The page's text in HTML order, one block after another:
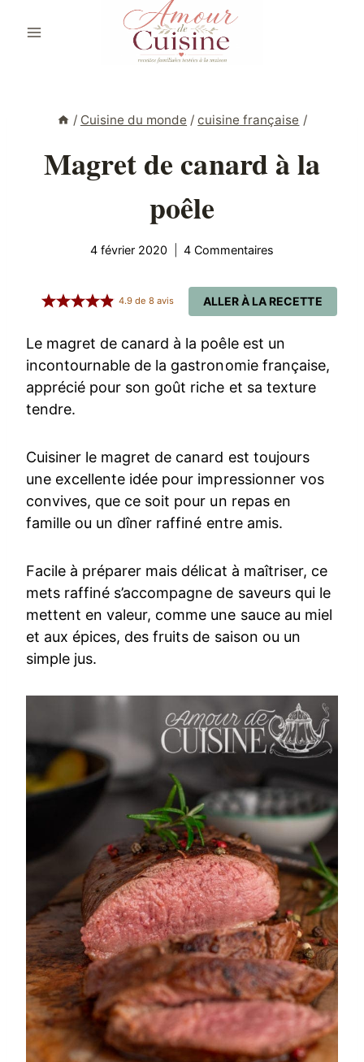
/ Cuisine du monde / cuisine française /
Magret de canard à la
poêle
4 février 2020 4 Commentaires
ALLER À LA RECETTE
4.9 de8 avis
Le magret de canard à la poêle est un
incontournable de la gastronomie française,
apprécié pour son goût riche et sa texture
tendre.
Cuisiner le magret de canard est toujours
une excellente idée pour impressionner vos
convives, que ce soit pour un repas en
famille ou un dîner raffiné entre amis.
Facile à préparer mais délicat à maîtriser, ce
mets raffiné s’accompagne de saveurs qui le
mettent en valeur, comme une sauce au miel
et aux épices, des fruits de saison ou un
simple jus.